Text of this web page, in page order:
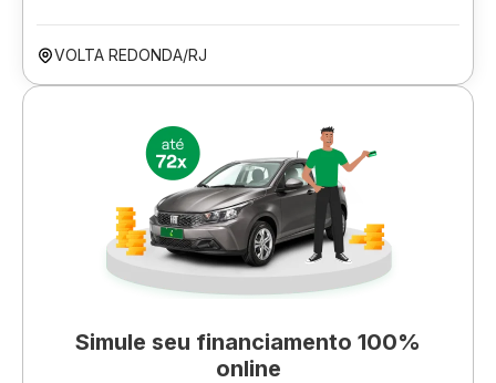
VOLTA REDONDA/RJ
Simule seu financiamento 100%
online